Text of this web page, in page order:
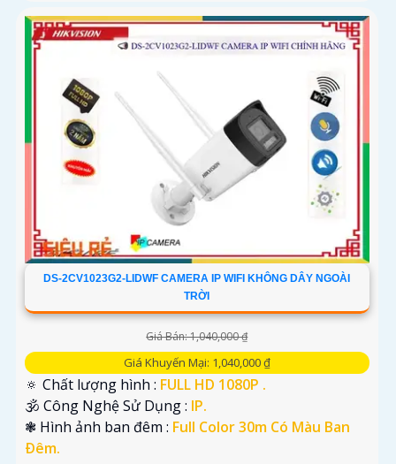
DS-2CV1023G2-LIDWF CAMERA IP WIFI KHÔNG DÂY NGOÀI
TRỜI
Giá Bán: 1,040,000 ₫
Giá Khuyến Mại: 1,040,000 ₫
🔅 Chất lượng hình : FULL HD 1080P .
🕉️ Công Nghệ Sử Dụng : IP.
❃ Hình ảnh ban đêm : Full Color 30m Có Màu Ban
Ðêm.